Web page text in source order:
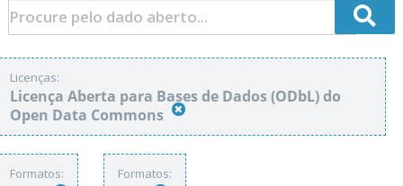
Licenças:
Licença Aberta para Bases de Dados (ODbL) do
Open Data Commons
Formatos: Formatos: